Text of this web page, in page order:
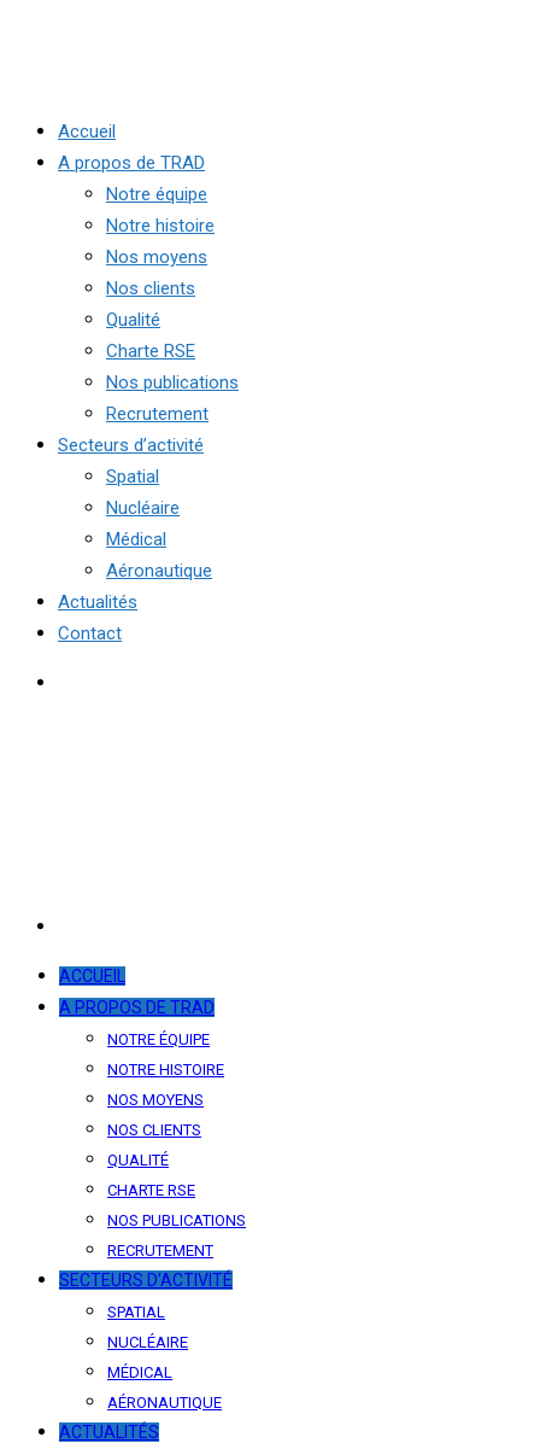
Accueil
A propos de TRAD
Notre équipe
Notre histoire
Nos moyens
Nos clients
Qualité
Charte RSE
Nos publications
Recrutement
Secteurs d’activité
Spatial
Nucléaire
Médical
Aéronautique
Actualités
Contact
ACCUEIL
A PROPOS DE TRAD
NOTRE ÉQUIPE
NOTRE HISTOIRE
NOS MOYENS
NOS CLIENTS
QUALITÉ
CHARTE RSE
NOS PUBLICATIONS
RECRUTEMENT
SECTEURS D’ACTIVITÉ
SPATIAL
NUCLÉAIRE
MÉDICAL
AÉRONAUTIQUE
ACTUALITÉS